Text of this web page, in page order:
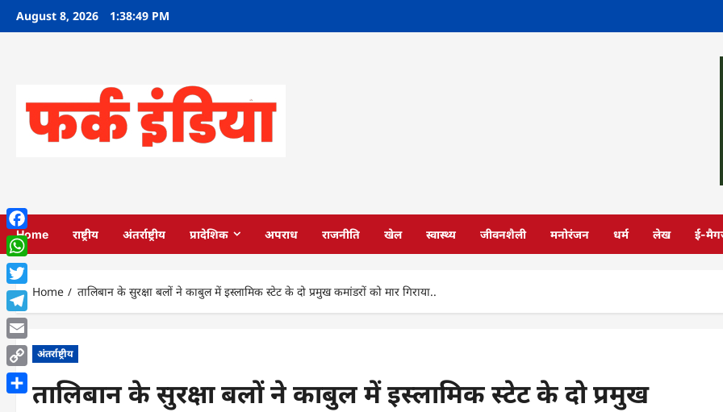
SkipAugust 8, 2026 1:38:51 PM
Home राष्ट्रीय अंतर्राष्ट्रीय प्रादेशिक अपराध राजनीति खेल स्वास्थ्य जीवनशैली मनोरंजन धर्म लेख ई-
Home तालिबान के सुरक्षा बलों ने काबुल में इस्लामिक स्टेट के दो प्रमुख कमांडरों को मार गिराया..
अंतर्राष्ट्रीय
तालिबान के सुरक्षा बलों ने काबुल में इस्लामिक स्टेट के दो प्रमुख
Facebook
WhatsApp
Twitter
Telegram
Email
Copy
Link
Share